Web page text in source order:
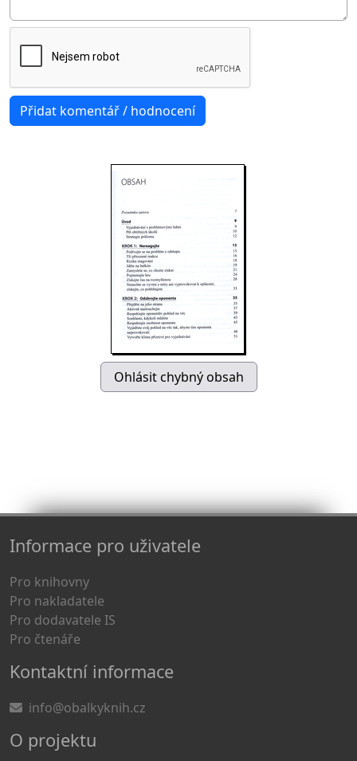
Informace pro uživatele
Pro knihovny
Pro nakladatele
Pro dodavatele IS
Pro čtenáře
Kontaktní informace
info@obalkyknih.cz
O projektu